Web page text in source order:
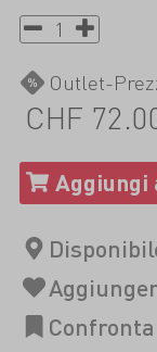
Outlet-
CHF